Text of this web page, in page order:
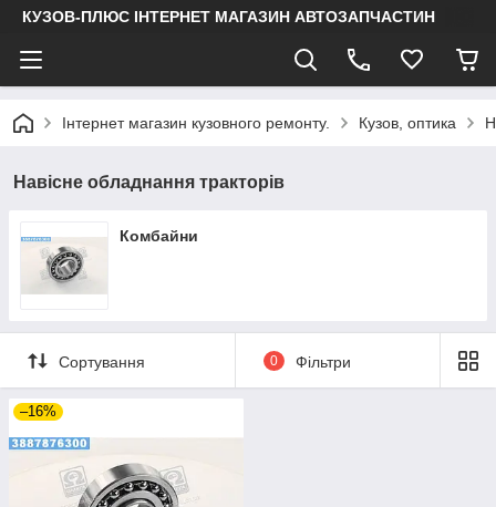
КУЗОВ-ПЛЮС ІНТЕРНЕТ МАГАЗИН АВТОЗАПЧАСТИН
Інтернет магазин кузовного ремонту. Кузов, оптика
Навісне обладнання тракторів
Комбайни
Сортування 0 Фільтри
–16%